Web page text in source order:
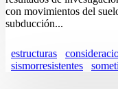
con movimientos del
subducción...
estructuras
sismorresistentes